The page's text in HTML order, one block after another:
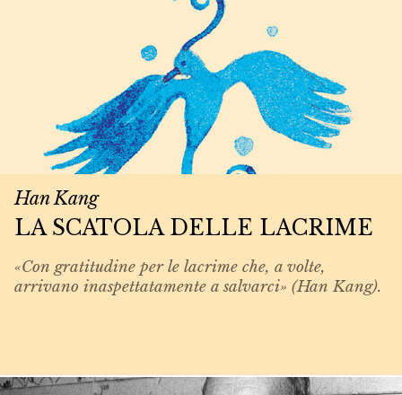
Han Kang
LA SCATOLA DELLE LACRIME
«Con gratitudine per le lacrime che, a volte,
arrivano inaspettatamente a salvarci» (Han Kang).